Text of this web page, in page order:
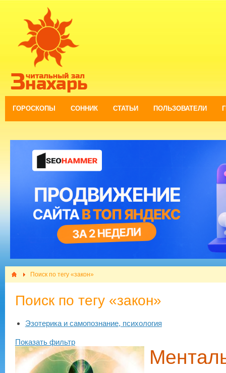
ГОРОСКОПЫ СОННИК СТАТЬИ ПОЛЬЗОВАТЕЛИ
Поиск по тегу «закон»
Поиск по тегу «закон»
Эзотерика и самопознание, психология
Показать фильтр